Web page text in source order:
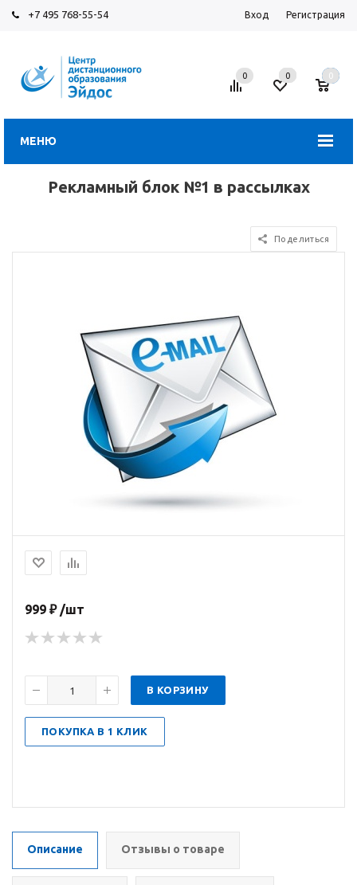
+7 495 768-55-54 Вход Регистрация
МЕНЮ
0 0 0
Рекламный блок №1 в рассылках
Поделиться
999 ₽ /шт
В КОРЗИНУ
ПОКУПКА В 1 КЛИК
Описание Отзывы о товаре